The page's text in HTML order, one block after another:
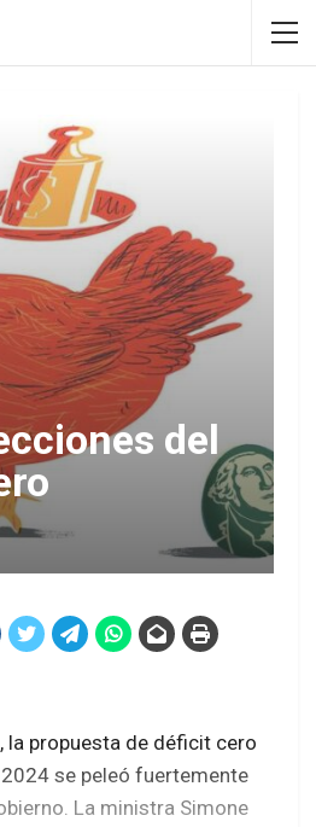
del
la propuesta de déficit cero
se peleó fuertemente
La ministra Simone